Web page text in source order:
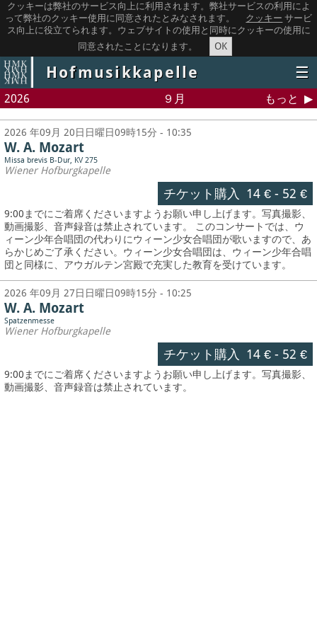
クッキーは弊社のサービス向上に利用されます。弊社サービスの利用によ
って弊社のクッキー使用に同意されたとみなされます。
クッキー サービ
ス向上に役立てられます。ウェブサイトの使用と同時にクッキーの使用に
同意されたことになります。
OK
Hofmusikkapelle ☰
2026 ９月 もっと
2026 年09月 20日日曜日09時15分 - 10:35
W. A. Mozart
Missa brevis B-Dur, KV 275
Wiener Hofburgkapelle
チケット購入 14 €- 52 €
9:00までにご着席くださいますようお願い申し上げます。写真撮影、
動画撮影、音声録音は禁止されています。 このコンサートでは、ウ
ィーン少年合唱団の代わりにウィーン少女合唱団が歌いますので、あ
らかじめご了承ください。ウィーン少女合唱団は、ウィーン少年合唱
団と同様に、アウガルテン宮殿で充実した教育を受けています。
2026 年09月 27日日曜日09時15分 - 10:25
W. A. Mozart
Spatzenmesse
Wiener Hofburgkapelle
チケット購入 14 €- 52 €
9:00までにご着席くださいますようお願い申し上げます。写真撮影、
動画撮影、音声録音は禁止されています。